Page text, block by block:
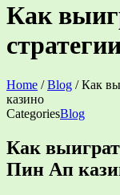
Как
Home /Blog /Как
казино
CategoriesBlog
Как
Пин Ап